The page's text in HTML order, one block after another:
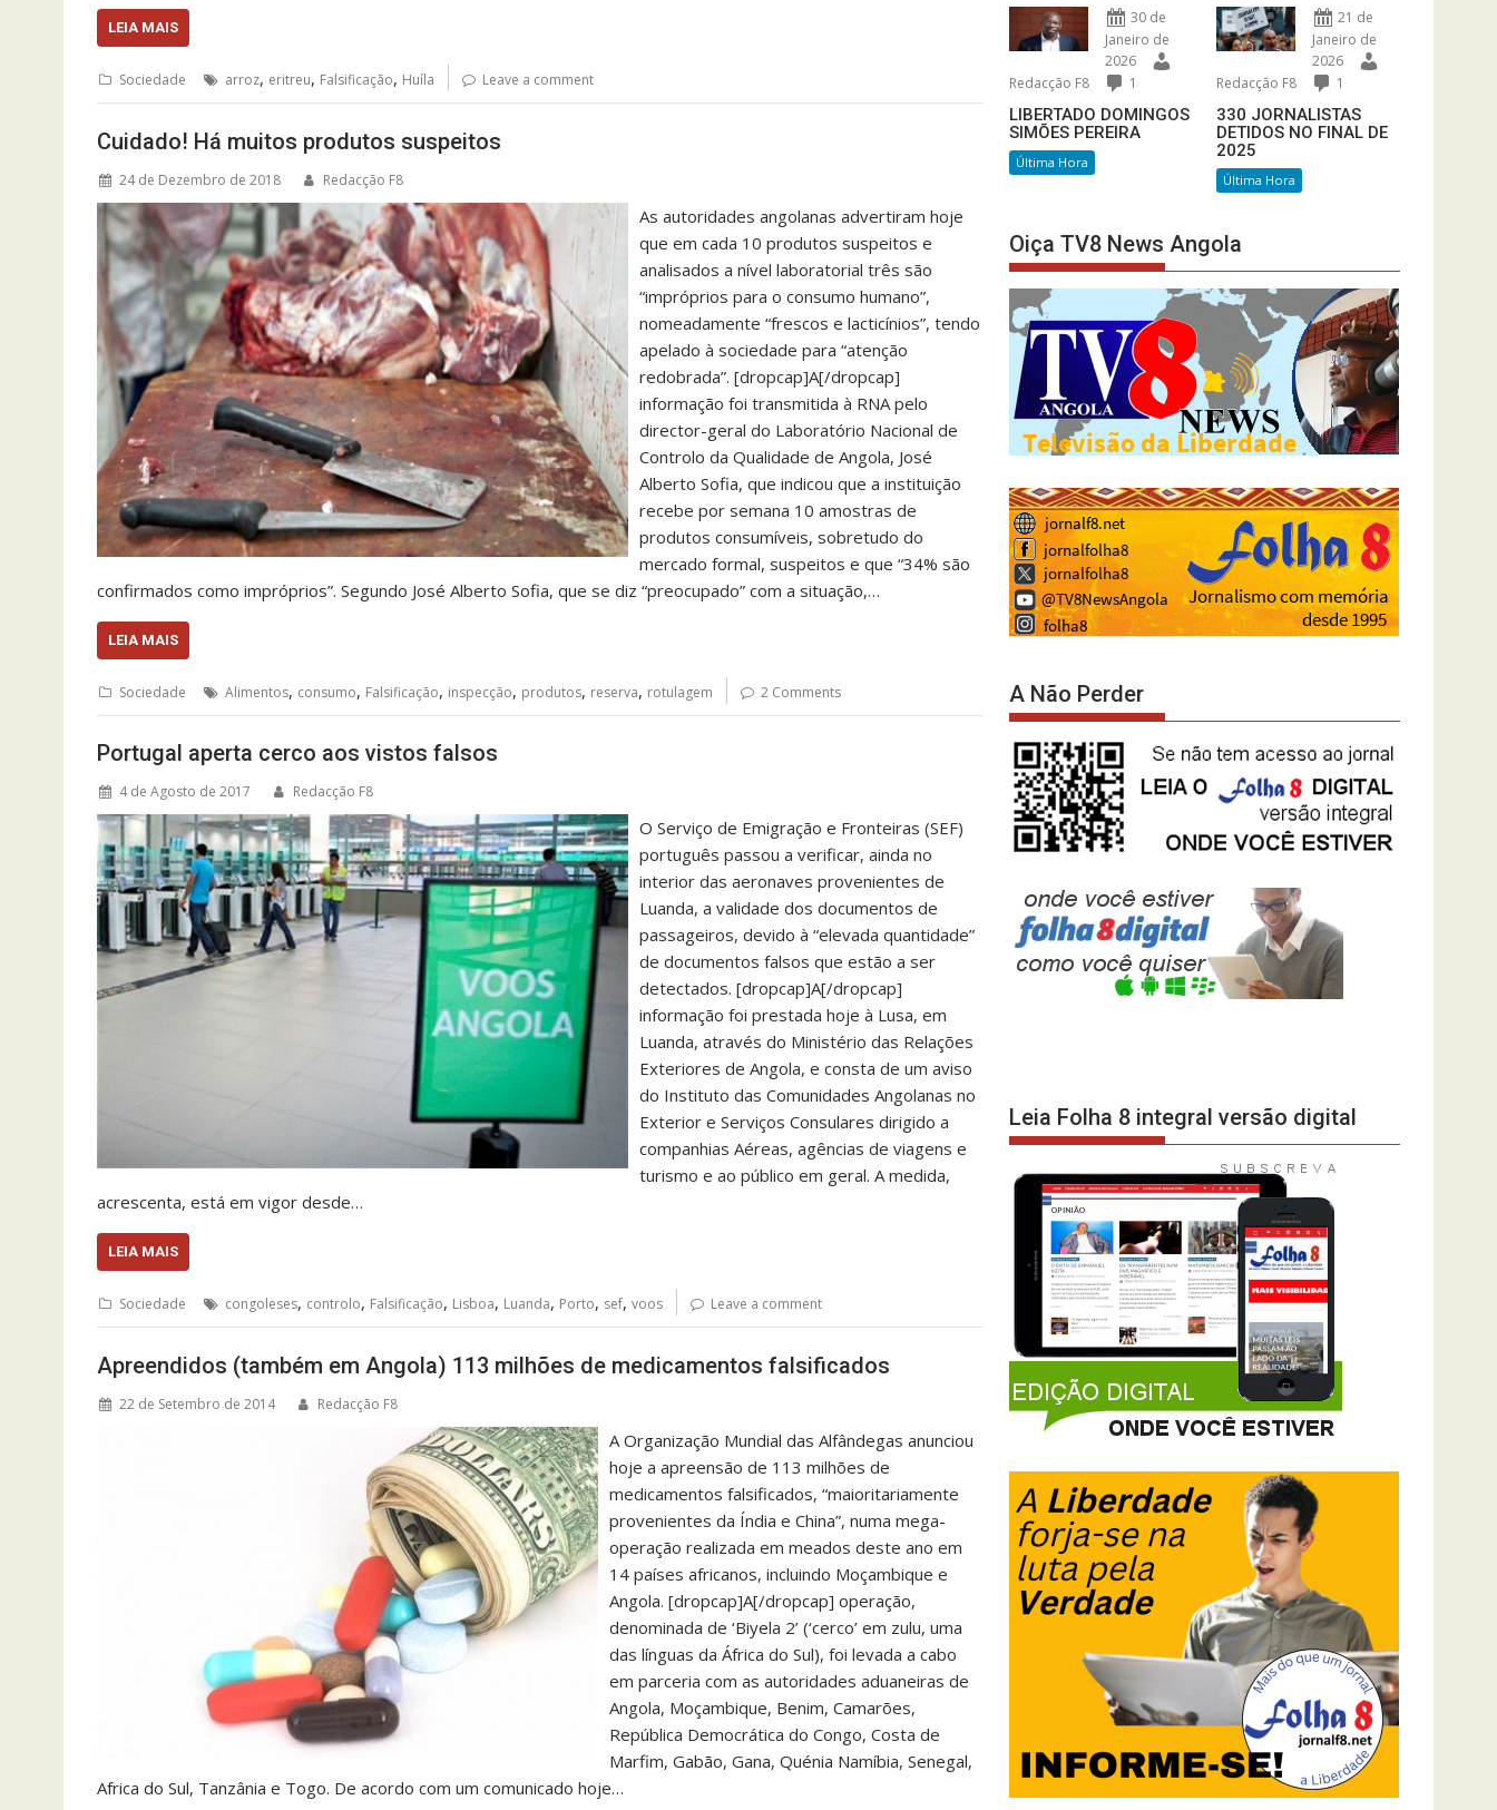
LEIA MAIS
Sociedade arroz, eritreu, Falsificação, Huíla Leave a comment
Cuidado! Há muitos produtos suspeitos
24 de Dezembro de 2018 Redacção F8
As autoridades angolanas advertiram hoje
que em cada 10 produtos suspeitos e
analisados a nível laboratorial três são
“impróprios para o consumo humano”,
nomeadamente “frescos e lacticínios”, tendo
apelado à sociedade para “atenção
redobrada”. [dropcap]A[/dropcap]
informação foi transmitida à RNA pelo
director-geral do Laboratório Nacional de
Controlo da Qualidade de Angola, José
Alberto Sofia, que indicou que a instituição
recebe por semana 10 amostras de
produtos consumíveis, sobretudo do
mercado formal, suspeitos e que “34% são
confirmados como impróprios”. Segundo José Alberto Sofia, que se diz “preocupado” com a situação,…
LEIA MAIS
Sociedade Alimentos, consumo, Falsificação, inspecção, produtos, reserva, rotulagem 2 Comments
Portugal aperta cerco aos vistos falsos
4 de Agosto de 2017 Redacção F8
O Serviço de Emigração e Fronteiras (SEF)
português passou a verificar, ainda no
interior das aeronaves provenientes de
Luanda, a validade dos documentos de
passageiros, devido à “elevada quantidade”
de documentos falsos que estão a ser
detectados. [dropcap]A[/dropcap]
informação foi prestada hoje à Lusa, em
Luanda, através do Ministério das Relações
Exteriores de Angola, e consta de um aviso
do Instituto das Comunidades Angolanas no
Exterior e Serviços Consulares dirigido a
companhias Aéreas, agências de viagens e
turismo e ao público em geral. A medida,
acrescenta, está em vigor desde…
LEIA MAIS
Sociedade congoleses, controlo, Falsificação, Lisboa, Luanda, Porto, sef, voos Leave a comment
Apreendidos (também em Angola) 113 milhões de medicamentos falsificados
22 de Setembro de 2014 Redacção F8
A Organização Mundial das Alfândegas anunciou
hoje a apreensão de 113 milhões de
medicamentos falsificados, “maioritariamente
provenientes da Índia e China”, numa mega-
operação realizada em meados deste ano em
14 países africanos, incluindo Moçambique e
Angola. [dropcap]A[/dropcap] operação,
denominada de ‘Biyela 2’ (‘cerco’ em zulu, uma
das línguas da África do Sul), foi levada a cabo
em parceria com as autoridades aduaneiras de
Angola, Moçambique, Benim, Camarões,
República Democrática do Congo, Costa de
Marfim, Gabão, Gana, Quénia Namíbia, Senegal,
Africa do Sul, Tanzânia e Togo. De acordo com um comunicado hoje…
30 de
Janeiro de
2026
Redacção F8
1
LIBERTADO DOMINGOS
SIMÕES PEREIRA
Última Hora
21 de
Janeiro de
2026
Redacção F8
1
330 JORNALISTAS
DETIDOS NO FINAL DE
2025
Última Hora
Oiça TV8 News Angola
A Não Perder
Leia Folha 8 integral versão digital